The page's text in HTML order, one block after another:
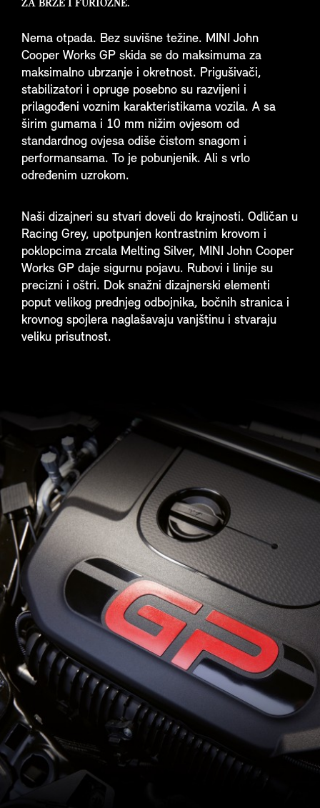
ZA BRZE I FURIOZNE.
Nema otpada. Bez suvišne težine. MINI John
Cooper Works GP skida se do maksimuma za
maksimalno ubrzanje i okretnost. Prigušivači,
stabilizatori i opruge posebno su razvijeni i
prilagođeni voznim karakteristikama vozila. A sa
širim gumama i 10 mm nižim ovjesom od
standardnog ovjesa odiše čistom snagom i
performansama. To je pobunjenik. Ali s vrlo
određenim uzrokom.
Naši dizajneri su stvari doveli do krajnosti. Odličan u
Racing Grey, upotpunjen kontrastnim krovom i
poklopcima zrcala Melting Silver, MINI John Cooper
Works GP daje sigurnu pojavu. Rubovi i linije su
precizni i oštri. Dok snažni dizajnerski elementi
poput velikog prednjeg odbojnika, bočnih stranica i
krovnog spojlera naglašavaju vanjštinu i stvaraju
veliku prisutnost.